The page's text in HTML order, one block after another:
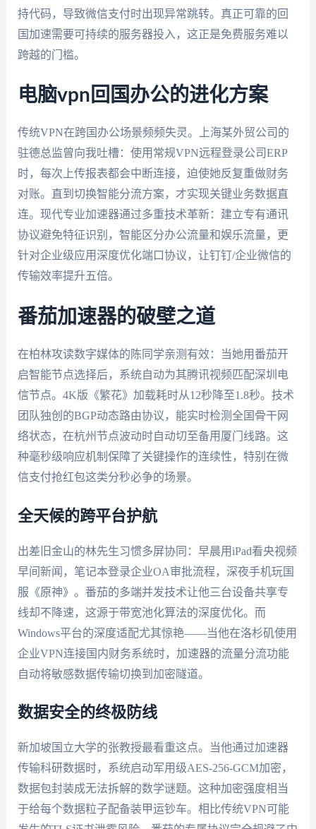
持代码，导致微信支付时出现异常跳转。真正可靠的回
国加速需要可持续的服务器投入，这正是免费服务难以
跨越的门槛。
电脑vpn回国办公的进化方案
传统VPN在跨国办公场景频频失灵。上海某外贸公司的
驻德总监曾向我吐槽：使用常规VPN远程登录公司ERP
时，每次上传报表都会中断连接，迫使她反复重做财务
对账。直到切换智能分流方案，才实现关键业务数据直
连。现代专业加速器通过多重技术革新：建立专有通讯
协议避免特征识别，智能区分办公流量和娱乐流量，更
针对企业级应用深度优化端口协议，让钉钉/企业微信的
传输效率提升五倍。
番茄加速器的破壁之道
在柏林攻读数字媒体的陈同学亲测有效：当她用番茄开
启智能节点选择后，系统自动为其腾讯视频匹配深圳电
信节点。4K版《繁花》加载耗时从12秒降至1.8秒。技术
团队独创的BGP动态路由协议，能实时检测全国骨干网
络状态，在杭州节点波动时自动切至备用厦门线路。这
种毫秒级响应机制保障了关键操作的连续性，特别在微
信支付抢红包这类分秒必争的场景。
全天候的跨平台护航
出差旧金山的林先生习惯多屏协同：早晨用iPad看央视频
早间新闻，笔记本登录企业OA审批流程，深夜手机玩国
服《原神》。番茄的多端并发技术让他三台设备共享专
线却不降速，这源于带宽池化算法的深度优化。而
Windows平台的深度适配尤其惊艳——当他在洛杉矶使用
企业VPN连接国内财务系统时，加速器的流量分流功能
自动将敏感数据传输切换到加密隧道。
数据安全的终极防线
新加坡国立大学的张教授最看重这点。当他通过加速器
传输科研数据时，系统启动军用级AES-256-GCM加密，
数据包封装成无法拆解的数学谜题。这种加密强度相当
于给每个数据粒子配备装甲运钞车。相比传统VPN可能